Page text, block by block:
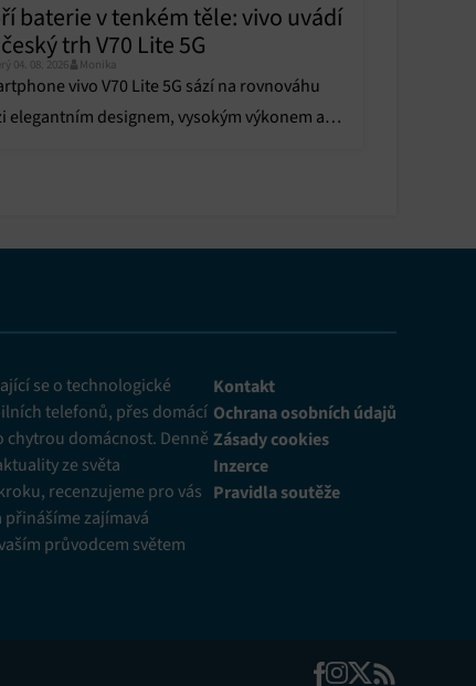
baterie v tenkém těle: vivo uvádí
trh V70 Lite 5G
04. 08. 2026 Monika
vivo V70 Lite 5G sází na rovnováhu
elegantním designem, vysokým výkonem a
se o technologické
telefonů, přes domácí
chytrou domácnost. Denně
ze světa
recenzujeme pro vás
zajímavá
průvodcem světem
Kontakt
Ochrana osobních údajů
Zásady cookies
Inzerce
Pravidla soutěže